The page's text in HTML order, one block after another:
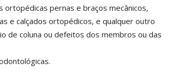
pernas e braços mecânicos,
e calçados ortopédicos, e qualquer outro
de coluna ou defeitos dos membros ou das